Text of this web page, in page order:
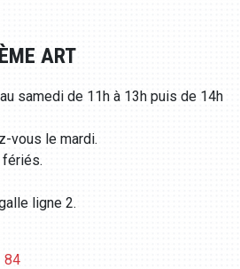
ART
samedi de 11h à 13h puis de 14h
vous le mardi.
fériés.
ligne 2.
84